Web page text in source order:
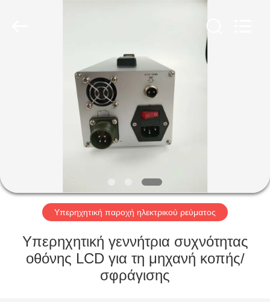
ΠΡΟΪΌΝΤΑ
ΓΎΡΟΣ
ΕΡΓΟΣΤΑΣΊΩΝ
ΠΟΙΟΤΙΚΌΣ
Υπερηχητική παροχή ηλεκτρικού ρεύματος
Υπερηχητική γεννήτρια συχνότητας
οθόνης LCD για τη μηχανή κοπής/
σφράγισης